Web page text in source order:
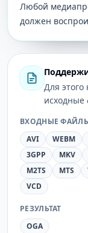
Любой
должен
Для
исходные
ВХОДНЫЕ
AVI
WEBM
3GPP
MKV
M2TS
MTS
VCD
РЕЗУЛЬТАТ
OGA